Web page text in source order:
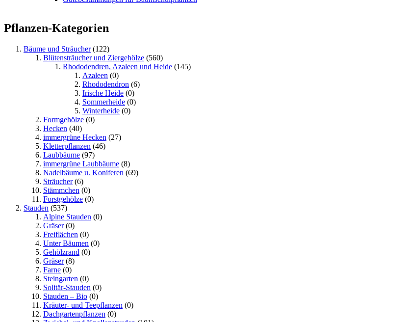
Pflanzen-Kategorien
Bäume und Sträucher(122)
Blütensträucher und Ziergehölze (560)
Rhododendren, Azaleen und Heide (145)
Azaleen (0)
Rhododendron (6)
Irische Heide (0)
Sommerheide (0)
Winterheide (0)
Formgehölze (0)
Hecken (40)
immergrüne Hecken (27)
Kletterpflanzen (46)
Laubbäume (97)
immergrüne Laubbäume (8)
Nadelbäume u. Koniferen (69)
Sträucher(6)
Stämmchen (0)
Forstgehölze (0)
Stauden (537)
Alpine Stauden (0)
Gräser(0)
Freiflächen (0)
Unter Bäumen (0)
Gehölzrand (0)
Gräser(8)
Farne (0)
Steingarten (0)
Solitär-Stauden (0)
Stauden – Bio (0)
Kräuter- und Teepflanzen (0)
Dachgartenpflanzen (0)